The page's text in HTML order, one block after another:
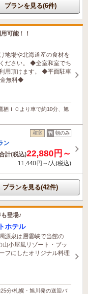
プランを見る(6件)
可能！！
地場や北海道産の食材を
ださい。 ◆全室和室でち
用頂けます。 ◆平面駐車
無料◆
栖ＩＣより車で約10分、旭
和室 朝のみ
ン
計(税込)22,880円～
11,440円～/人(税込)
プランを見る(42件)
登場♪
ホテル
源泉は層雲峡で当館の
小屋風リゾート・ブッ
フにしたオリジナル料理
分/札幌・旭川発の送迎バ